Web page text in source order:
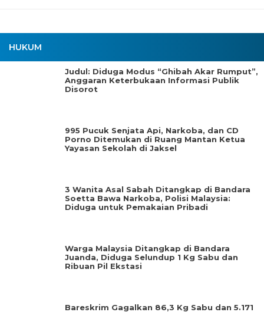
HUKUM
Judul: Diduga Modus “Ghibah Akar Rumput”,
Anggaran Keterbukaan Informasi Publik
Disorot
995 Pucuk Senjata Api, Narkoba, dan CD
Porno Ditemukan di Ruang Mantan Ketua
Yayasan Sekolah di Jaksel
3 Wanita Asal Sabah Ditangkap di Bandara
Soetta Bawa Narkoba, Polisi Malaysia:
Diduga untuk Pemakaian Pribadi
Warga Malaysia Ditangkap di Bandara
Juanda, Diduga Selundup 1 Kg Sabu dan
Ribuan Pil Ekstasi
Bareskrim Gagalkan 86,3 Kg Sabu dan 5.171